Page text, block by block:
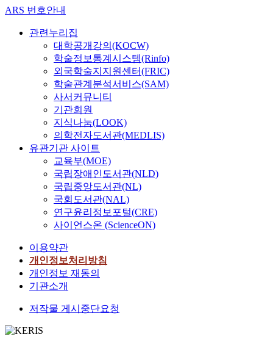
ARS 번호안내
관련누리집
대학공개강의(KOCW)
학술정보통계시스템(Rinfo)
외국학술지지원센터(FRIC)
학술관계분석서비스(SAM)
사서커뮤니티
기관회원
지식나눔(LOOK)
의학전자도서관(MEDLIS)
유관기관 사이트
교육부(MOE)
국립장애인도서관(NLD)
국립중앙도서관(NL)
국회도서관(NAL)
연구윤리정보포털(CRE)
사이언스온 (ScienceON)
이용약관
개인정보처리방침
개인정보 재동의
기관소개
저작물 게시중단요청